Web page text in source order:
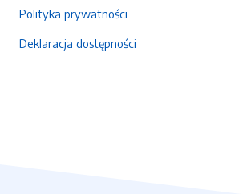
Polityka prywatności
Deklaracja dostępności